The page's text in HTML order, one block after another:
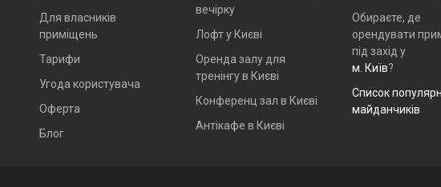
Для власників
приміщень
Тарифи
Угода користувача
Оферта
Блог
вечірку
Лофт у Києві
Оренда залу для
тренінгу в Києві
Конференц зал в Києві
Антікафе в Києві
Обираєте, де
орендувати
під захід у
м. Київ?
Список
майданчиків